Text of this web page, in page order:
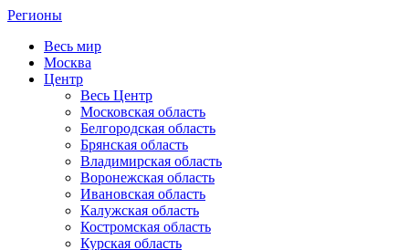
Регионы
Весь мир
Москва
Центр
Весь Центр
Московская область
Белгородская область
Брянская область
Владимирская область
Воронежская область
Ивановская область
Калужская область
Костромская область
Курская область